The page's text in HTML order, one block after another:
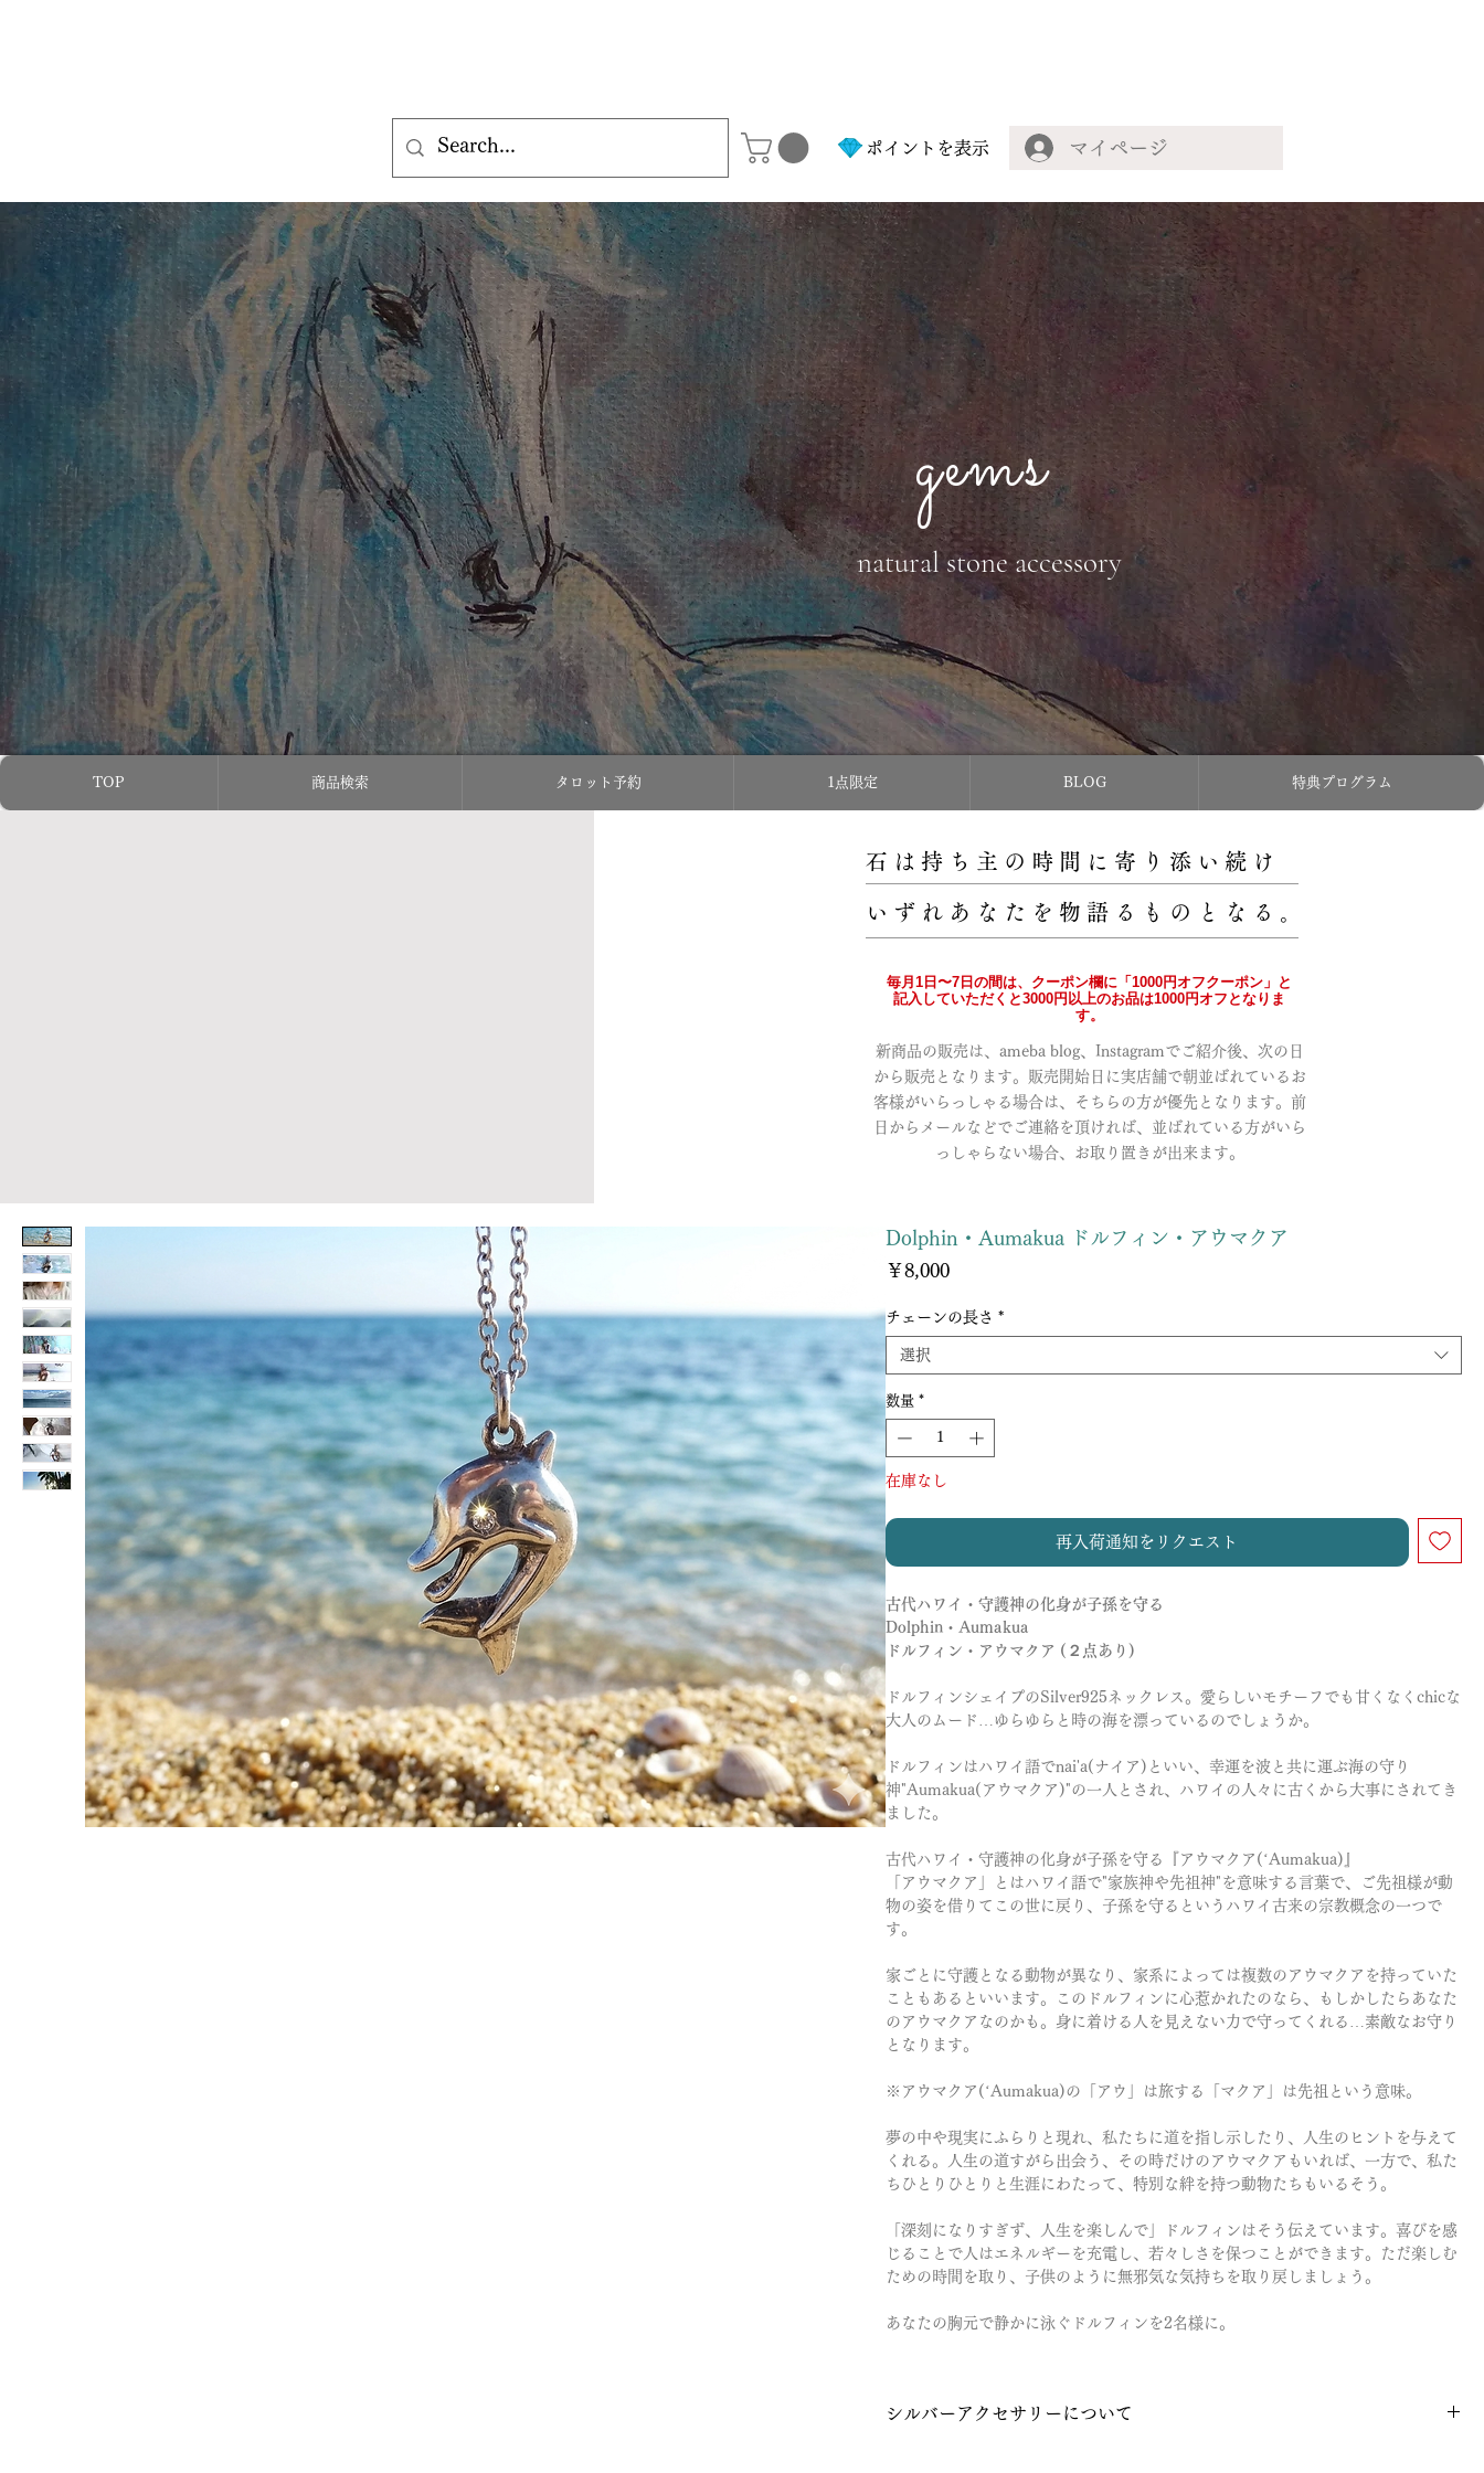
マイページ
ポイントを表示
gems
natural stone accessory
TOP 商品検索 タロット予約 1点限定 BLOG 特典プログラム
石は持ち主の時間に寄り添い続け
いずれあなたを物語るものとなる。
毎月1日〜7日の間は、クーポン欄に「1000円オフクーポン」と
記入していただくと3000円以上のお品は1000円オフとなりま
す。
新商品の販売は、ameba blog、Instagramでご紹介後、次の日
から販売となります。販売開始日に実店舗で朝並ばれているお
客様がいらっしゃる場合は、そちらの方が優先となります。前
日からメールなどでご連絡を頂ければ、並ばれている方がいら
っしゃらない場合、お取り置きが出来ます。
Dolphin・Aumakua ドルフィン・アウマクア
￥8,000価
チェーンの長さ *
選択
数量 *
在庫なし
再入荷通知をリクエスト
古代ハワイ・守護神の化身が子孫を守る
Dolphin・Aumakua
ドルフィン・アウマクア (２点あり)
ドルフィンシェイプのSilver925ネックレス。愛らしいモチーフでも甘くなくchicな
大人のムード…ゆらゆらと時の海を漂っているのでしょうか。
ドルフィンはハワイ語でnai'a(ナイア)といい、幸運を波と共に運ぶ海の守り
神"Aumakua(アウマクア)"の一人とされ、ハワイの人々に古くから大事にされてき
ました。
古代ハワイ・守護神の化身が子孫を守る『アウマクア(ʻAumakua)』
「アウマクア」とはハワイ語で"家族神や先祖神"を意味する言葉で、ご先祖様が動
物の姿を借りてこの世に戻り、子孫を守るというハワイ古来の宗教概念の一つで
す。
家ごとに守護となる動物が異なり、家系によっては複数のアウマクアを持っていた
こともあるといいます。このドルフィンに心惹かれたのなら、もしかしたらあなた
のアウマクアなのかも。身に着ける人を見えない力で守ってくれる…素敵なお守り
となります。
※アウマクア(ʻAumakua)の「アウ」は旅する「マクア」は先祖という意味。
夢の中や現実にふらりと現れ、私たちに道を指し示したり、人生のヒントを与えて
くれる。人生の道すがら出会う、その時だけのアウマクアもいれば、一方で、私た
ちひとりひとりと生涯にわたって、特別な絆を持つ動物たちもいるそう。
「深刻になりすぎず、人生を楽しんで」ドルフィンはそう伝えています。喜びを感
じることで人はエネルギーを充電し、若々しさを保つことができます。ただ楽しむ
ための時間を取り、子供のように無邪気な気持ちを取り戻しましょう。
あなたの胸元で静かに泳ぐドルフィンを2名様に。
シルバーアクセサリーについて